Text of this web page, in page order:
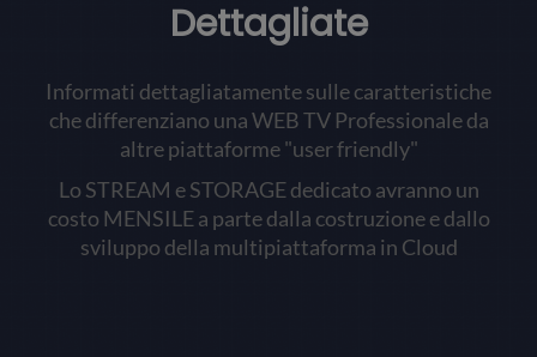
Dettagliate
Informati dettagliatamente sulle caratteristiche
che differenziano una WEB TV Professionale da
altre piattaforme "user friendly"
Lo STREAM e STORAGE dedicato avranno un
costo MENSILE a parte dalla costruzione e dallo
sviluppo della multipiattaforma in Cloud